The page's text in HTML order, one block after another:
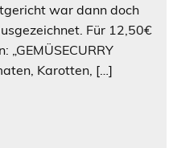
war dann doch
Für 12,50€
„GEMÜSECURRY
Karotten, […]